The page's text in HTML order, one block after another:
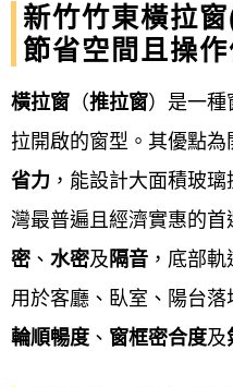
線上諮詢與初步評估
透過電話、LINE 或
明需求、期望風格
現場丈量與勘查 ：
由專業人員到現場
尺寸、牆面狀況、
專業建議。
新竹竹東橫拉
節省空間且操
橫拉窗 （推拉窗）是一種
拉開啟的窗型。其優點為
省力 ，能設計大面積玻璃
灣最普遍且經濟實惠的
密 、 水密及 隔音 ，底部
用於客廳、臥室、陽台
輪順暢度、 窗框密合度及